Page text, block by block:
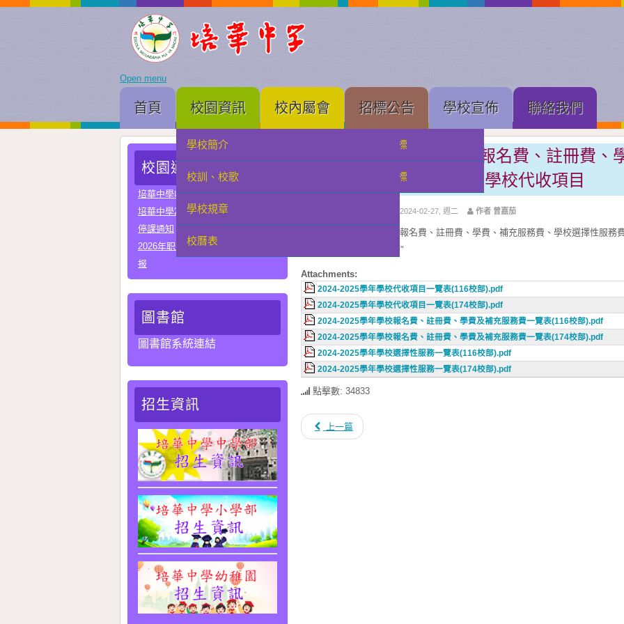
Open menu
首頁 校園資訊
學校簡介
校訓、校歌
學校規章
校曆表
校內屬會 招標公告
中學部招標
小幼部招標
學校宣佈 聯絡我們
校園通告
培華中學收費項目一覽表
培華中學2024-2025學年報名費
停課通知
2026年职业教育国家教学成果奖申
报
圖書館
圖書館系統連結
招生資訊
培華中學2024-2025學年報名費、註冊費、
費、學校選擇性服務費及學校代收項目
發佈: 2024-02-27, 週二 作者 曾嘉茄
“目前2024-2025學年學校報名費、註冊費、學費、補充服務費、學校選擇性服
終以實際收費金額為準。"
Attachments:
2024-2025學年學校代收項目一覽表(116校部).pdf
2024-2025學年學校代收項目一覽表(174校部).pdf
2024-2025學年學校報名費、註冊費、學費及補充服務費一覽表(116校部).pdf
2024-2025學年學校報名費、註冊費、學費及補充服務費一覽表(174校部).pdf
2024-2025學年學校選擇性服務一覽表(116校部).pdf
2024-2025學年學校選擇性服務一覽表(174校部).pdf
點擊數: 34833
上一篇